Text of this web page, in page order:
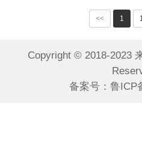
<< 1
Copyright © 2018-2023
备案号： 鲁ICP